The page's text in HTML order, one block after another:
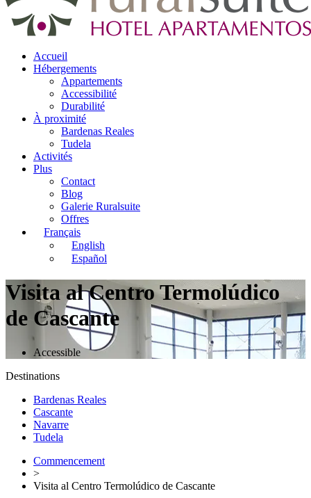
Accueil
Hébergements
Appartements
Accessibilité
Durabilité
À proximité
Bardenas Reales
Tudela
Activités
Plus
Contact
Blog
Galerie Ruralsuite
Offres
Français
English
Español
Visita al Centro Termolúdico
de Cascante
Accessible
Destinations
Bardenas Reales
Cascante
Navarre
Tudela
Commencement
>
Visita al Centro Termolúdico de Cascante